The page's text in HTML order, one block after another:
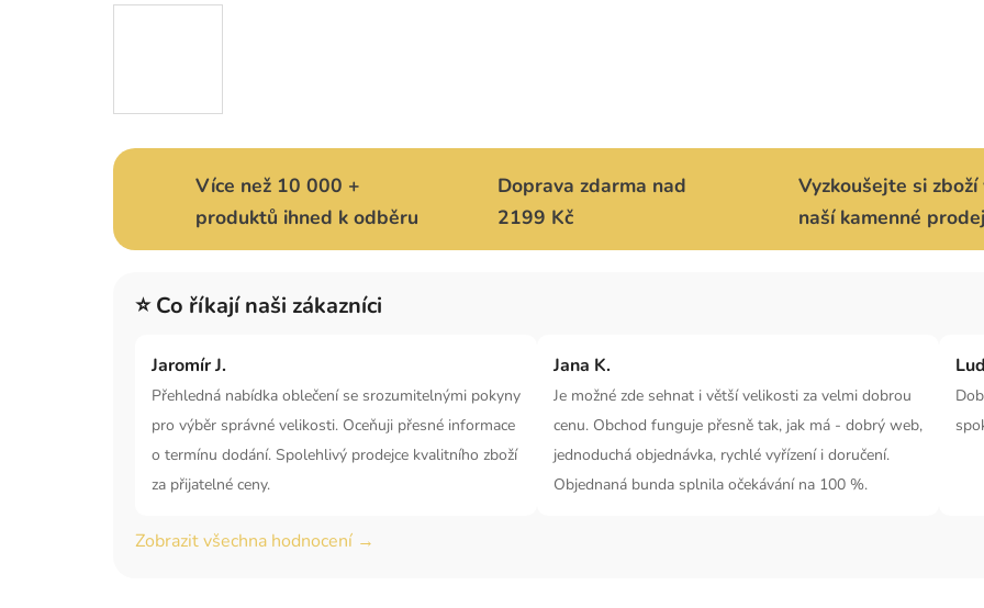
Více než 10 000 +
produktů ihned k odběru
Doprava zdarma nad
2199 Kč
Vyzkoušejte si zboží
naší kamenné
⭐ Co říkají naši zákazníci
Jaromír J.
Přehledná nabídka oblečení se srozumitelnými pokyny
pro výběr správné velikosti. Oceňuji přesné informace
o termínu dodání. Spolehlivý prodejce kvalitního zboží
za přijatelné ceny.
Jana K.
Je možné zde sehnat i větší velikosti za velmi dobrou
cenu. Obchod funguje přesně tak, jak má - dobrý web,
jednoduchá objednávka, rychlé vyřízení i doručení.
Objednaná bunda splnila očekávání na 100 %.
Zobrazit všechna hodnocení →